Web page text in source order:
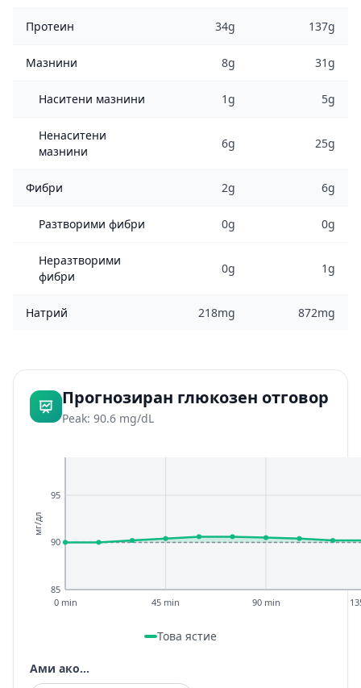
Протеин 34g 137g
Мазнини 8g 31g
Наситени мазнини 1g 5g
Ненаситени
мазнини
6g 25g
Фибри 2g 6g
Разтворими фибри 0g 0g
Неразтворими
фибри
0g 1g
Натрий 218mg 872mg
Прогнозиран глюкозен отговор
Peak: 90.6 mg/dL
85
90
95
0 min 45 min 90 min
мг/дл
Това ястие
Ами ако...